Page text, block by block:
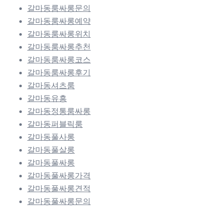
갈마동룸싸롱문의
갈마동룸싸롱예약
갈마동룸싸롱위치
갈마동룸싸롱추천
갈마동룸싸롱코스
갈마동룸싸롱후기
갈마동셔츠룸
갈마동유흥
갈마동정통룸싸롱
갈마동퍼블릭룸
갈마동풀사롱
갈마동풀살롱
갈마동풀싸롱
갈마동풀싸롱가격
갈마동풀싸롱견적
갈마동풀싸롱문의